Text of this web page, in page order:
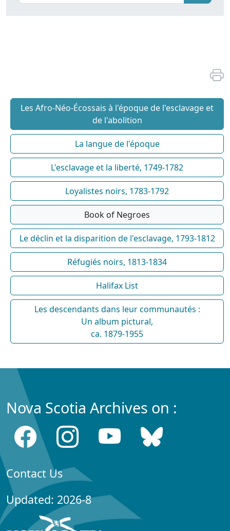
Les Afro-Néo-Écossais à l'époque de l'esclavage et
de l'abolition
La langue de l'époque
L'esclavage et la liberté, 1749-1782
Loyalistes noirs, 1783-1792
Book of Negroes
Le déclin et la disparition de l'esclavage, 1793-1812
Réfugiés noirs, 1813-1834
Halifax List
Les descendants dans leur communautés :
Un album pictural,
ca. 1879-1955
Nova Scotia Archives on :
Contact Us
Updated: 2026-8